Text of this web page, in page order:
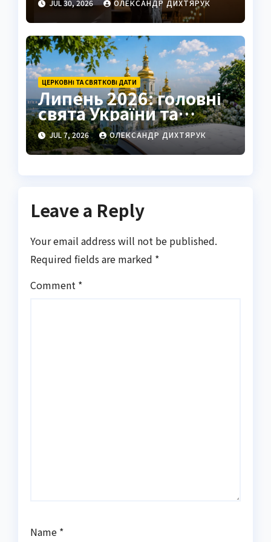
JUL 30, 2026 ОЛЕКСАНДР ДИХТЯРУК
ЦЕРКОВНІ ТА СВЯТКОВІ ДАТИ
Липень 2026: головні
свята України та
календар вихідних
JUL 7, 2026 ОЛЕКСАНДР ДИХТЯРУК
Leave a Reply
Your email address will not be published.
Required fields are marked *
Comment *
Name *